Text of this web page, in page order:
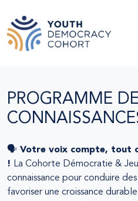
PROGRAMME
🗣️ Votre voix compte, tout
! La Cohorte Démocratie &
connaissance pour conduire
favoriser une croissance